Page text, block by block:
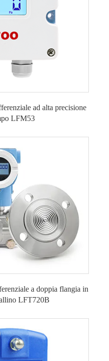
ad alta precisione
LFM53
a doppia flangia in
LFT720B